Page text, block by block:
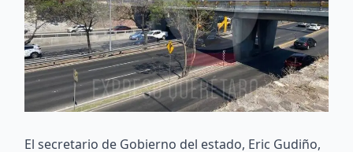
El secretario de Gobierno del estado, Eric Gudiño,